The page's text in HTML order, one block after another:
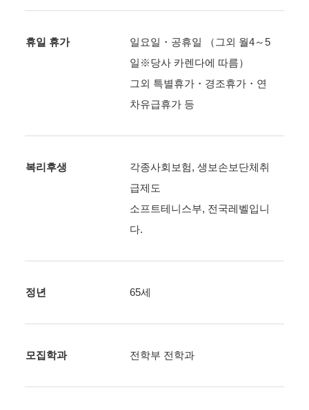
휴일 휴가
일요일・공휴일 （그외 월4～5
일※당사 카렌다에 따름）
그외 특별휴가・경조휴가・연
차유급휴가 등
복리후생
각종사회보험, 생보손보단체취
급제도
소프트테니스부, 전국레벨입니
다.
정년 65세
모집학과 전학부 전학과